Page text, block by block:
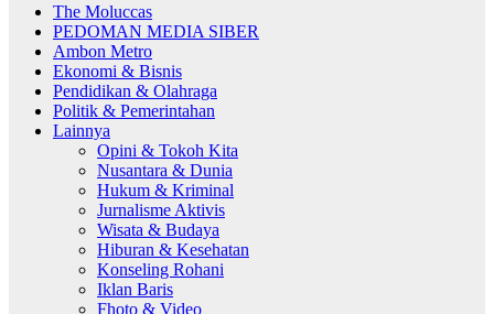
The Moluccas
PEDOMAN MEDIA SIBER
Ambon Metro
Ekonomi & Bisnis
Pendidikan & Olahraga
Politik & Pemerintahan
Lainnya
Opini & Tokoh Kita
Nusantara & Dunia
Hukum & Kriminal
Jurnalisme Aktivis
Wisata & Budaya
Hiburan & Kesehatan
Konseling Rohani
Iklan Baris
Fhoto & Video